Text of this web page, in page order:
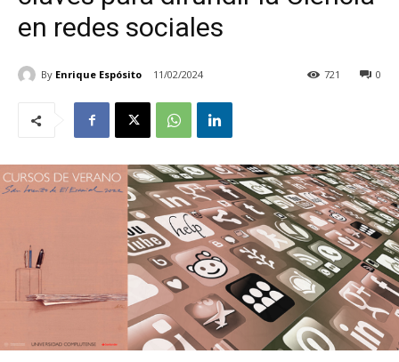
en redes sociales
By Enrique Espósito 11/02/2024 0
721